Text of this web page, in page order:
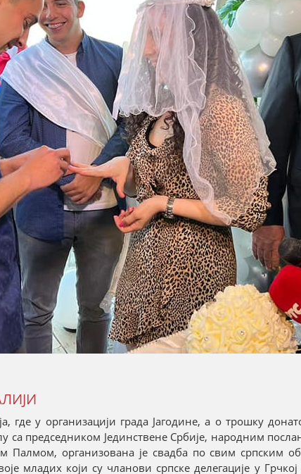
где у организацији града Јагодине, а о трошку
са председником Јединствене Србије, народним
Палмом, организована је свадба по свим српским
младих који су чланови српске делегације у